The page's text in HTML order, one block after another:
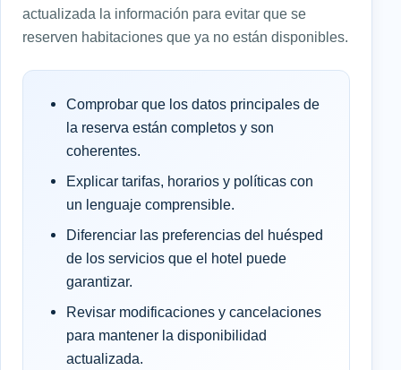
actualizada la información para evitar que se
reserven habitaciones que ya no están disponibles.
Comprobar que los datos principales de
la reserva están completos y son
coherentes.
Explicar tarifas, horarios y políticas con
un lenguaje comprensible.
Diferenciar las preferencias del huésped
de los servicios que el hotel puede
garantizar.
Revisar modificaciones y cancelaciones
para mantener la disponibilidad
actualizada.